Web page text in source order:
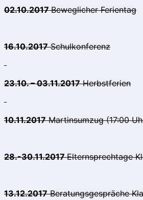
02.10.2017Beweglicher Ferientag
16.10.2017Schulkonferenz
23.10. – 03.11.2017Herbstferien
10.11.2017Martinsumzug (17:00
28.-30.11.2017Elternsprechtage
13.12.2017Beratungsgespräche